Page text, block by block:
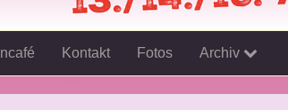
Kontakt Fotos Archiv